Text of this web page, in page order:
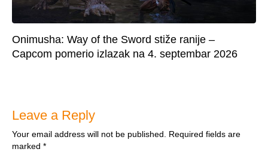
Onimusha: Way of the Sword stiže ranije –
Capcom pomerio izlazak na 4. septembar 2026
Leave a Reply
Your email address will not be published. Required fields are
marked *